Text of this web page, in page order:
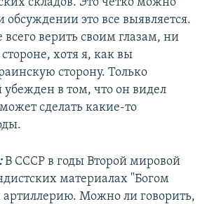
обсуждении это все выявляется.
верить своим глазам, ни
хотя я, как вы
сторону. Только
убежден в том, что он видел
сделать какие-то
В СССР в годы Второй мировой
материалах "Богом
Можно ли говорить,